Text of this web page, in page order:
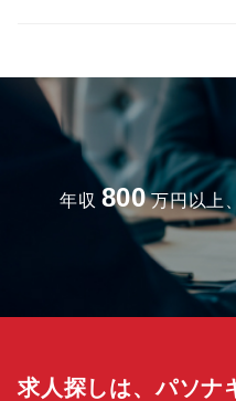
年収 800 万円以上
求人探しは、パソナ